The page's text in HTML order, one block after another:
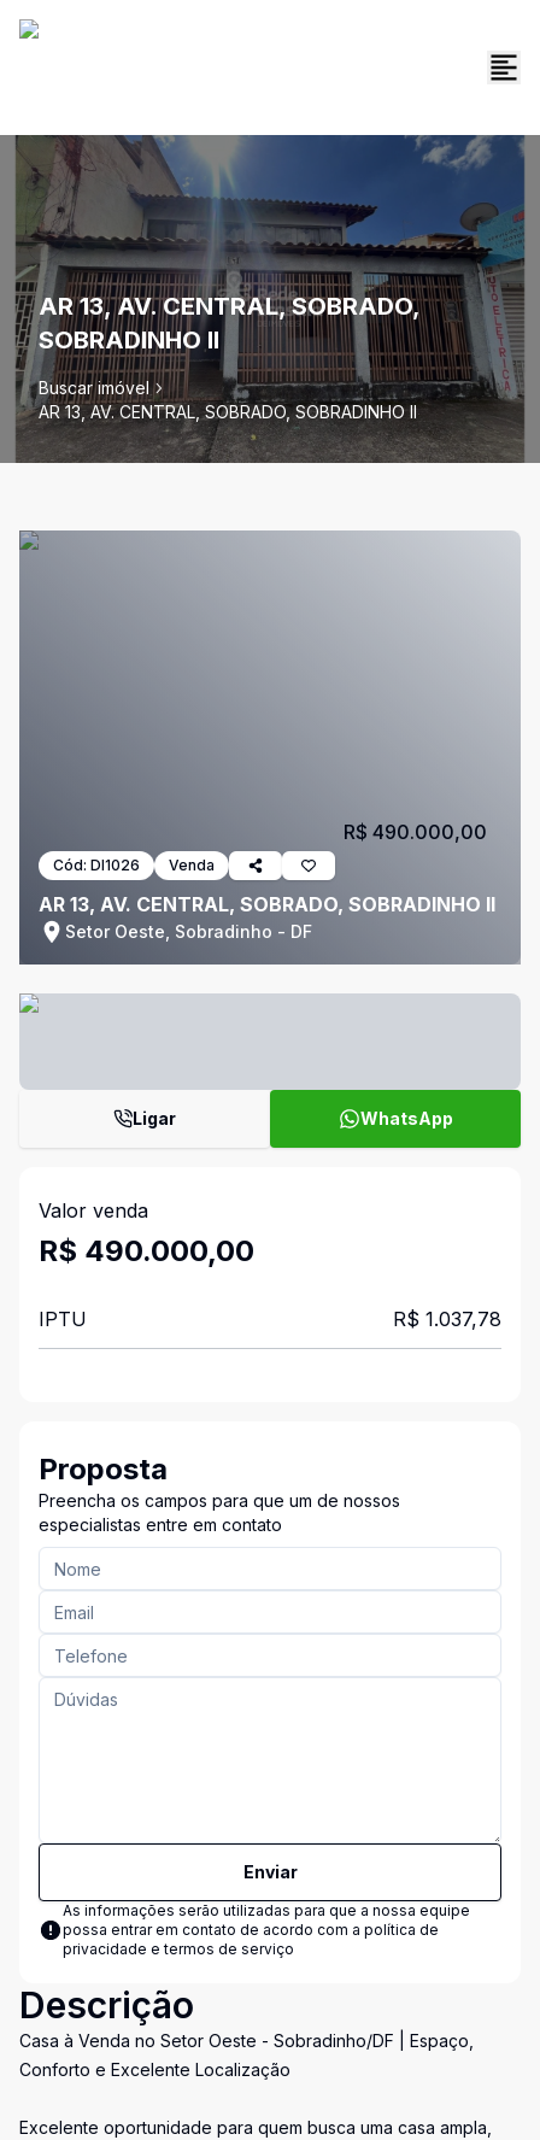
AR 13, AV. CENTRAL, SOBRADO,
SOBRADINHO II
Buscar imóvel
AR 13, AV. CENTRAL, SOBRADO, SOBRADINHO II
Cód: DI1026 Venda
AR 13, AV. CENTRAL, SOBRADO, SOBRADINHO II
Setor Oeste, Sobradinho - DF
R$ 490.000,00
Ligar WhatsApp
Valor venda
R$ 490.000,00
IPTU R$ 1.037,78
Proposta
Preencha os campos para que um de nossos
especialistas entre em contato
Enviar
As informações serão utilizadas para que a nossa equipe
possa entrar em contato de acordo com a política de
privacidade e termos de serviço
Descrição
Casa à Venda no Setor Oeste - Sobradinho/DF | Espaço,
Conforto e Excelente Localização
Excelente oportunidade para quem busca uma casa ampla,